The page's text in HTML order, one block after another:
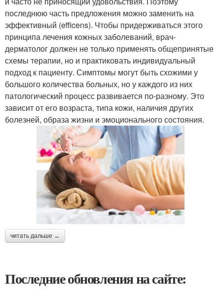
последнюю часть предложения можно заменить на
эффективный (efficens). Чтобы придерживаться этого
принципа лечения кожных заболеваний, врач-
дерматолог должен не только применять общепринятые
схемы терапии, но и практиковать индивидуальный
подход к пациенту. Симптомы могут быть схожими у
большого количества больных, но у каждого из них
патологический процесс развивается по-разному. Это
зависит от его возраста, типа кожи, наличия других
болезней, образа жизни и эмоционального состояния.
читать дальше →
Последние обновления на сайте: